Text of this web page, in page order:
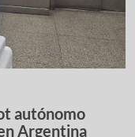
autónomo
Argentina